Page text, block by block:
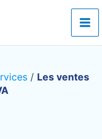
/ Les ventes